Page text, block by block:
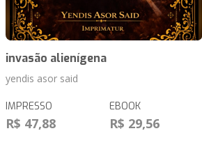
invasão alienígena
yendis asor said
IMPRESSO
R$ 47,88
EBOOK
R$ 29,56